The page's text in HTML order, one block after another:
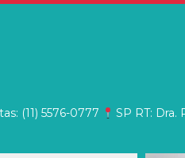
(11) 5576-0777 SP RT: Dra.